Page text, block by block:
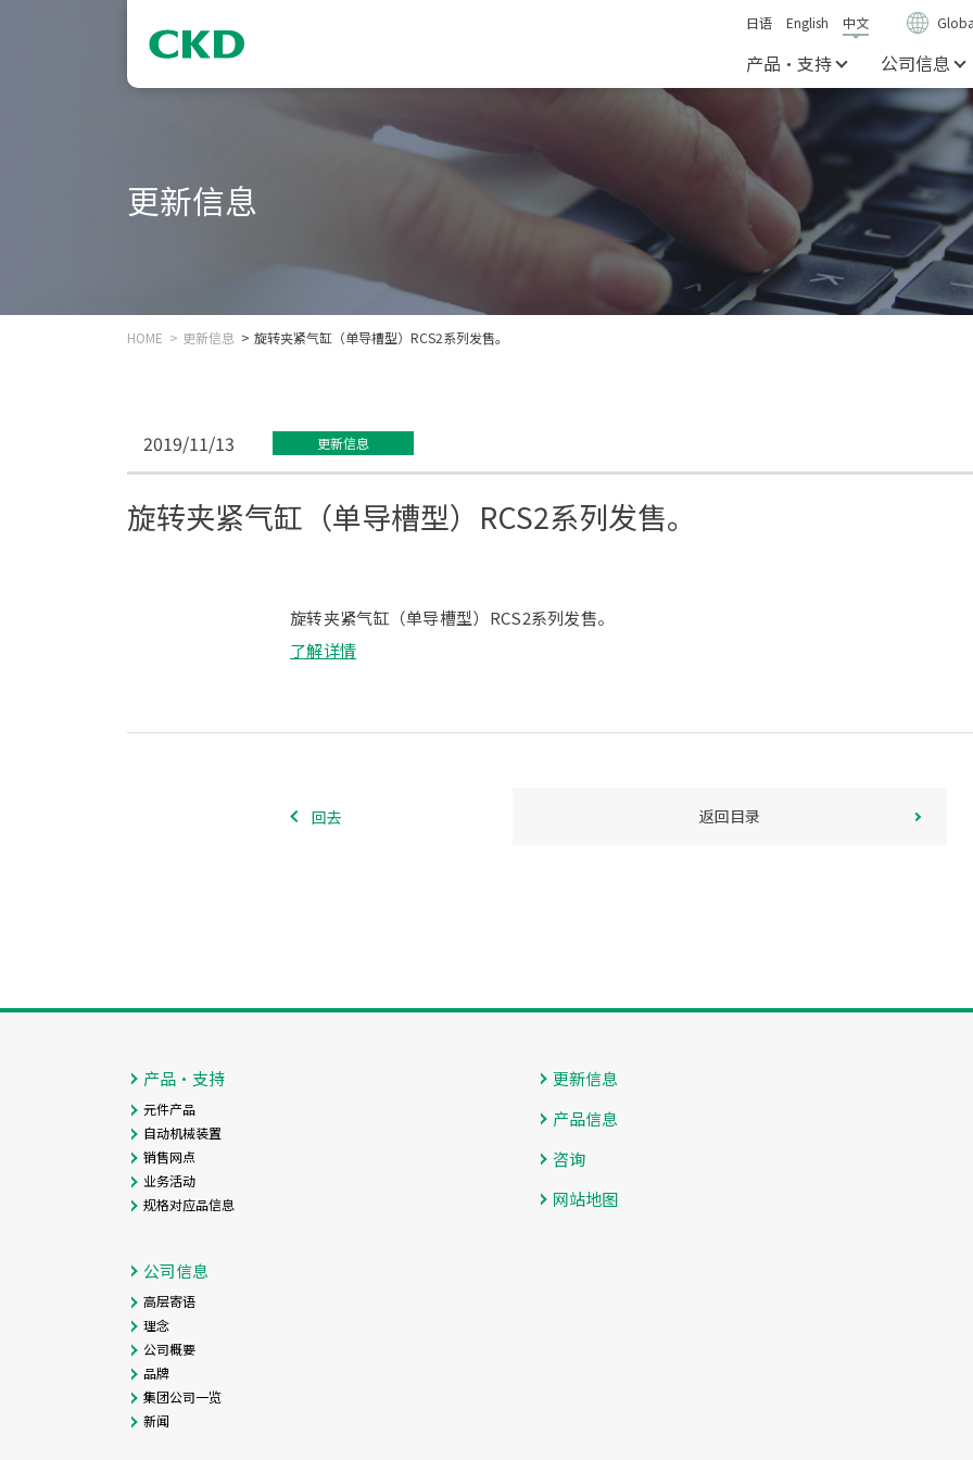
日语 English 中文
产品・支持 公司信息
更新信息
HOME 更新信息 旋转夹紧气缸（单导槽型）RCS2系列发售。
2019/11/13 更新信息
旋转夹紧气缸（单导槽型）RCS2系列发售。
旋转夹紧气缸（单导槽型）RCS2系列发售。
了解详情
回去 返回目录
产品・支持
元件产品
自动机械装置
销售网点
业务活动
规格对应品信息
公司信息
高层寄语
理念
公司概要
品牌
集团公司一览
新闻
更新信息
产品信息
咨询
网站地图